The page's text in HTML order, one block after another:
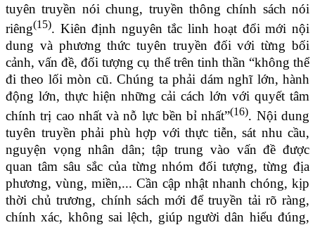
tuyên truyền nói chung, truyền thông chính sách nói
riêng(15). Kiên định nguyên tắc linh hoạt đổi mới nội
dung và phương thức tuyên truyền đối với từng bối
cảnh, vấn đề, đối tượng cụ thể trên tinh thần “không thể
đi theo lối mòn cũ. Chúng ta phải dám nghĩ lớn, hành
động lớn, thực hiện những cải cách lớn với quyết tâm
chính trị cao nhất và nỗ lực bền bỉ nhất”(16). Nội dung
tuyên truyền phải phù hợp với thực tiễn, sát nhu cầu,
nguyện vọng nhân dân; tập trung vào vấn đề được
quan tâm sâu sắc của từng nhóm đối tượng, từng địa
phương, vùng, miền,... Cần cập nhật nhanh chóng, kịp
thời chủ trương, chính sách mới để truyền tải rõ ràng,
chính xác, không sai lệch, giúp người dân hiểu đúng,